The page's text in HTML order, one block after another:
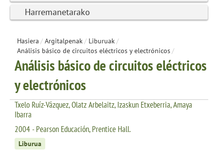
Harremanetarako
Hasiera / Argitalpenak/ Liburuak/
Análisis básico de circuitos eléctricos y electrónicos/
Análisis básico de circuitos eléctricos
y electrónicos
Txelo Ruíz-Vázquez, Olatz Arbelaitz, Izaskun Etxeberria, Amaya
Ibarra
2004 - Pearson Educación, Prentice Hall.
Liburua